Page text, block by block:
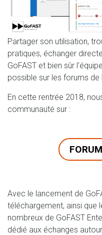
Partager son utilisation,
pratiques, échanger
GoFAST et bien sûr
possible sur les forums
En cette rentrée 2018,
communauté sur :
Avec le lancement de
téléchargement, ainsi que
nombreux de GoFAST
dédié aux échanges